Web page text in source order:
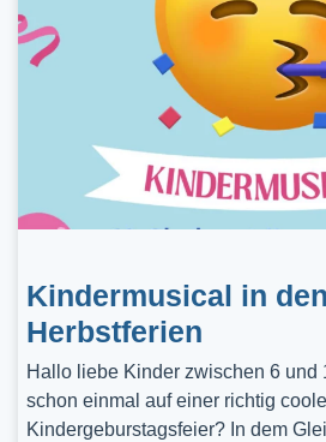
Kindermusical in den
Herbstferien
Hallo liebe Kinder zwischen 6 und
schon einmal auf einer richtig
Kindergeburstagsfeier? In dem